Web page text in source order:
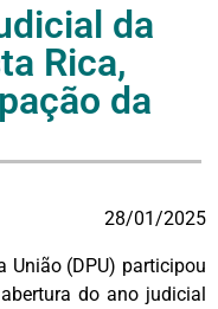
da
Rica,
da
28/01/2025
(DPU) participou
do ano judicial